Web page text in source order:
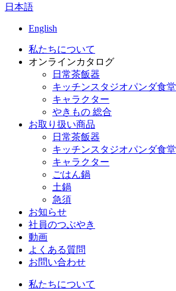
日本語
English
私たちについて
オンラインカタログ
日常茶飯器
キッチンスタジオパンダ食堂
キャラクター
やきもの 総合
お取り扱い商品
日常茶飯器
キッチンスタジオパンダ食堂
キャラクター
ごはん鍋
土鍋
急須
お知らせ
社員のつぶやき
動画
よくある質問
お問い合わせ
私たちについて